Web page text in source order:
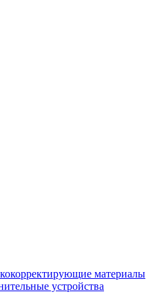
материалы
устройства